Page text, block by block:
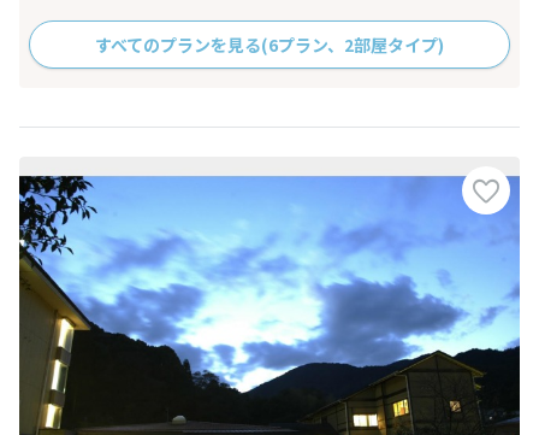
すべてのプランを見る(6プラン、2部屋タイプ)